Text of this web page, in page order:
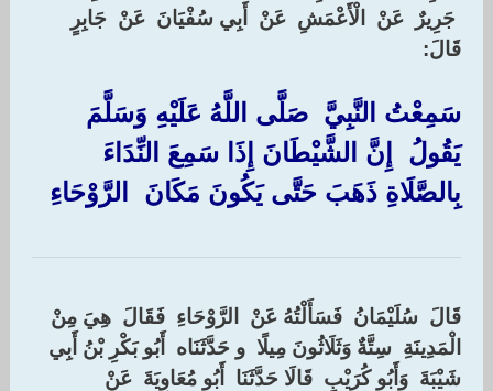
‏ ‏جَرِيرٌ ‏ ‏عَنْ ‏ ‏الْأَعْمَشِ ‏ ‏عَنْ ‏ ‏أَبِي سُفْيَانَ ‏ ‏عَنْ ‏ ‏جَابِرٍ ‏
‏قَالَ:‏ ‏
‏سَمِعْتُ النَّبِيَّ ‏ ‏صَلَّى اللَّهُ عَلَيْهِ وَسَلَّمَ ‏
‏يَقُولُ ‏ ‏إِنَّ الشَّيْطَانَ إِذَا سَمِعَ النِّدَاءَ
بِالصَّلَاةِ ذَهَبَ حَتَّى يَكُونَ مَكَانَ ‏ ‏الرَّوْحَاءِ ‏
‏قَالَ ‏ ‏سُلَيْمَانُ ‏ ‏فَسَأَلْتُهُ عَنْ ‏ ‏الرَّوْحَاءِ ‏ ‏فَقَالَ ‏ ‏هِيَ مِنْ ‏
‏الْمَدِينَةِ ‏ ‏سِتَّةٌ وَثَلَاثُونَ مِيلًا ‏ ‏و حَدَّثَنَاه ‏ ‏أَبُو بَكْرِ بْنُ أَبِي
شَيْبَةَ ‏ ‏وَأَبُو كُرَيْبٍ ‏ ‏قَالَا حَدَّثَنَا ‏ ‏أَبُو مُعَاوِيَةَ ‏ ‏عَنْ ‏